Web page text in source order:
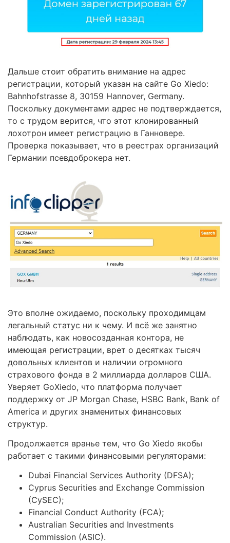
Дальше стоит обратить внимание на адрес
регистрации, который указан на сайте Go Xiedo:
Bahnhofstrasse 8, 30159 Hannover, Germany.
Поскольку документами адрес не подтверждается,
то с трудом верится, что этот клонированный
лохотрон имеет регистрацию в Ганновере.
Проверка показывает, что в реестрах организаций
Германии псевдоброкера нет.
Это вполне ожидаемо, поскольку проходимцам
легальный статус ни к чему. И всё же занятно
наблюдать, как новосозданная контора, не
имеющая регистрации, врет о десятках тысяч
довольных клиентов и наличии огромного
страхового фонда в 2 миллиарда долларов США.
Уверяет GoXiedo, что платформа получает
поддержку от JP Morgan Chase, HSBC Bank, Bank of
America и других знаменитых финансовых
структур.
Продолжается вранье тем, что Go Xiedo якобы
работает с такими финансовыми регуляторами:
Dubai Financial Services Authority (DFSA);
Cyprus Securities and Exchange Commission
(CySEC);
Financial Conduct Authority (FCA);
Australian Securities and Investments
Commission (ASIC).